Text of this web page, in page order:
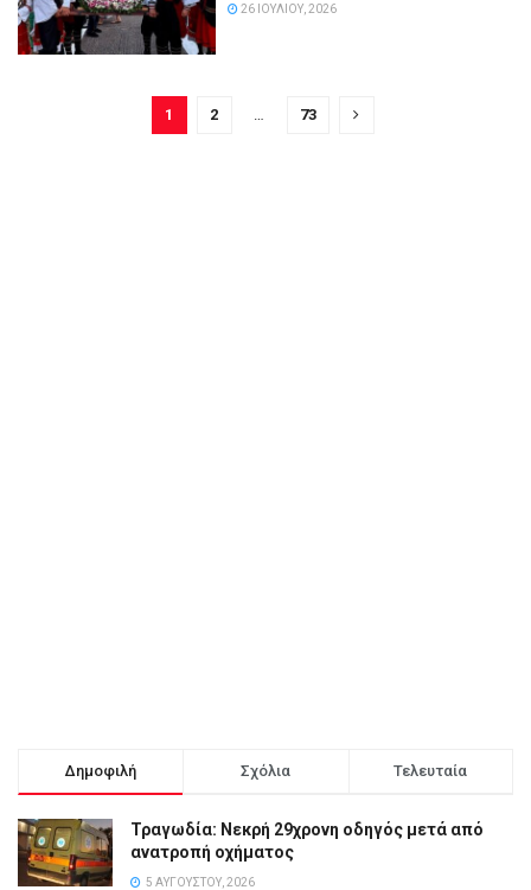
26 ΙΟΥΛΊΟΥ, 2026
1 2 73
Δημοφιλή Σχόλια Τελευταία
Τραγωδία: Νεκρή 29χρονη οδηγός μετά από
ανατροπή οχήματος
5 ΑΥΓΟΎΣΤΟΥ, 2026